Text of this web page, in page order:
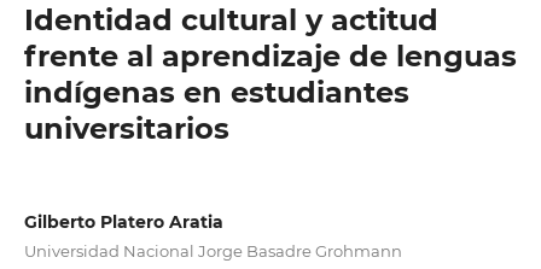
Identidad cultural y actitud
frente al aprendizaje de lenguas
indígenas en estudiantes
universitarios
Gilberto Platero Aratia
Universidad Nacional Jorge Basadre Grohmann